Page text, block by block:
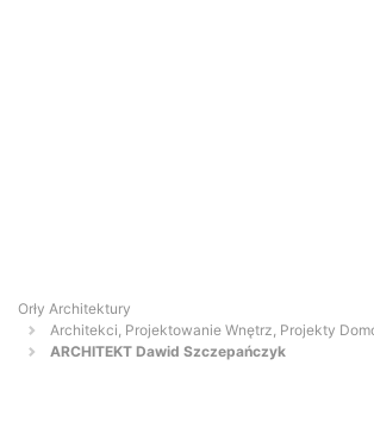
Orły Architektury
Architekci, Projektowanie Wnętrz, Projekty
ARCHITEKT Dawid Szczepańczyk